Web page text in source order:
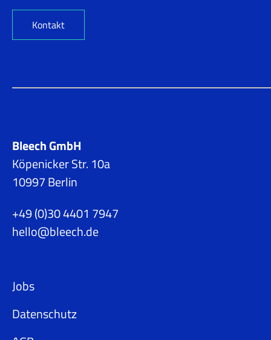
Kontakt
Bleech GmbH
Köpenicker Str. 10a
10997 Berlin
+49 (0)30 4401 7947
hello@bleech.de
Jobs
Datenschutz